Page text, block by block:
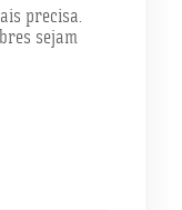
precisa.
sejam